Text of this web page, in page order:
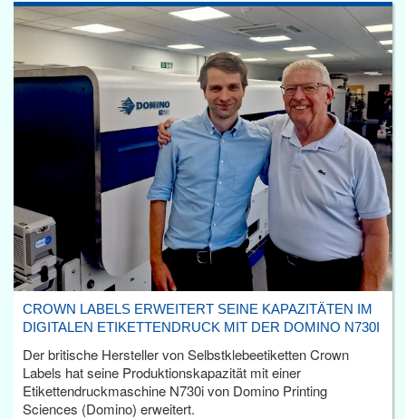
CROWN LABELS ERWEITERT SEINE KAPAZITÄTEN IM
DIGITALEN ETIKETTENDRUCK MIT DER DOMINO N730I
Der britische Hersteller von Selbstklebeetiketten Crown
Labels hat seine Produktionskapazität mit einer
Etikettendruckmaschine N730i von Domino Printing
Sciences (Domino) erweitert.